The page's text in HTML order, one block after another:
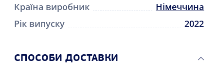
Країна виробник
Німеччина
Рік випуску
2022
СПОСОБИ ДОСТАВКИ